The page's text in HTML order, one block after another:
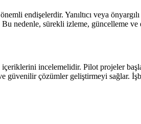
endişelerdir. Yanıltıcı veya
nedenle, sürekli izleme, güncelleme
incelemelidir. Pilot projeler
güvenilir çözümler geliştirmeyi sağlar.